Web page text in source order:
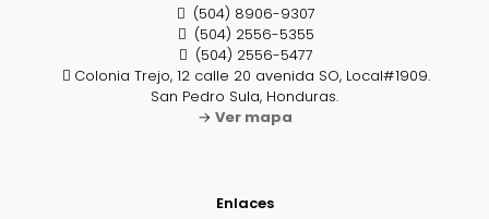
(504) 8906-9307
(504) 2556-5355
(504) 2556-5477
Colonia Trejo, 12 calle 20 avenida SO, Local#1909.
San Pedro Sula, Honduras.
→ Ver mapa
Enlaces